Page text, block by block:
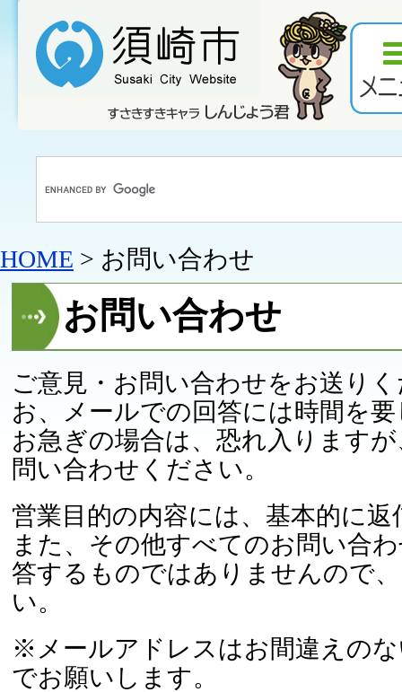
HOME > お問い合わせ
お問い合わせ
ご意見・お問い合わせをお送り
お、メールでの回答には時間を
お急ぎの場合は、恐れ入ります
問い合わせください。
営業目的の内容には、基本的に
また、その他すべてのお問い合
答するものではありませんので
い。
※メールアドレスはお間違えの
でお願いします。